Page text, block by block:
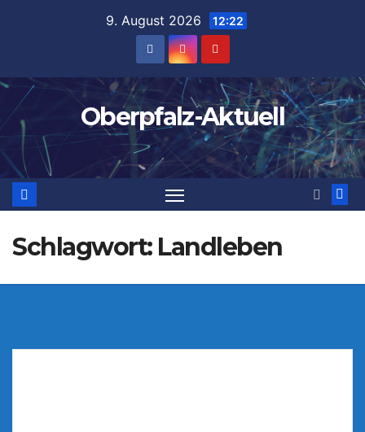
9. August 2026 12:22
Oberpfalz-Aktuell
Schlagwort: Landleben